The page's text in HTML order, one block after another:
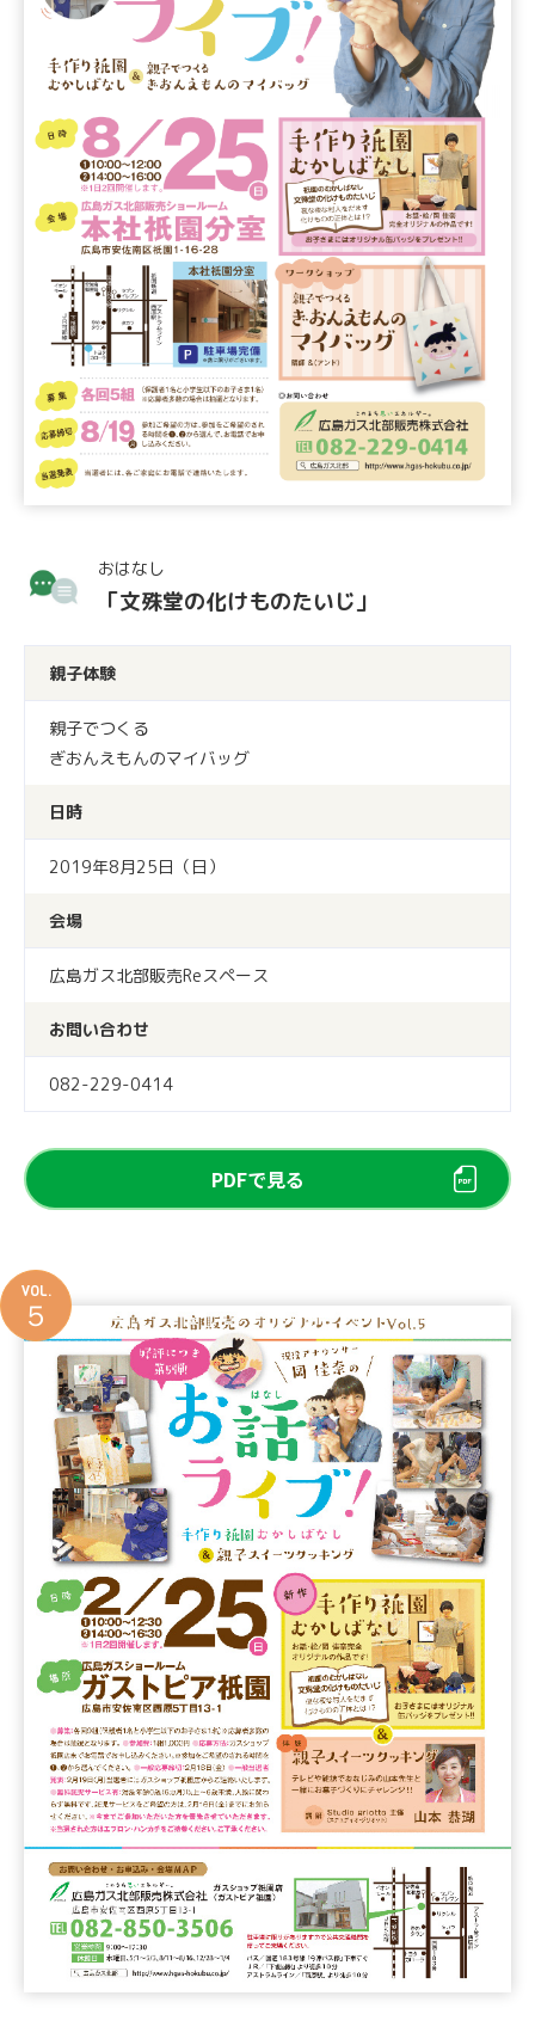
おはなし
「文殊堂の化けものたいじ」
親子体験
親子でつくる
ぎおんえもんのマイバッグ
日時
2019年8月25日（日）
会場
広島ガス北部販売Reスペース
お問い合わせ
082-229-0414
PDFで見る
VOL.
５